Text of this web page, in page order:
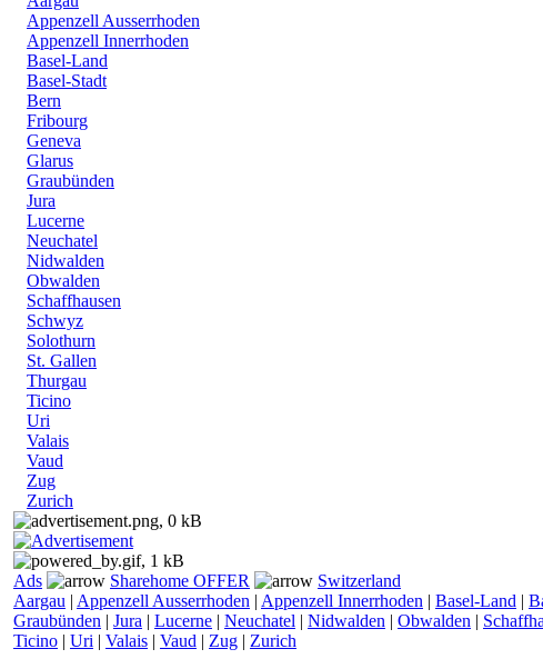
Appenzell Ausserrhoden
Appenzell Innerrhoden
Basel-Land
Basel-Stadt
Bern
Fribourg
Geneva
Glarus
Graubünden
Jura
Lucerne
Neuchatel
Nidwalden
Obwalden
Schaffhausen
Schwyz
Solothurn
St. Gallen
Thurgau
Ticino
Uri
Valais
Vaud
Zug
Zurich
Ads Sharehome OFFER
Switzerland
Aargau | Appenzell Ausserrhoden | Appenzell Innerrhoden | Basel-Land |
Graubünden | Jura | Lucerne | Neuchatel | Nidwalden | Obwalden |
Ticino | Uri | Valais | Vaud | Zug | Zurich